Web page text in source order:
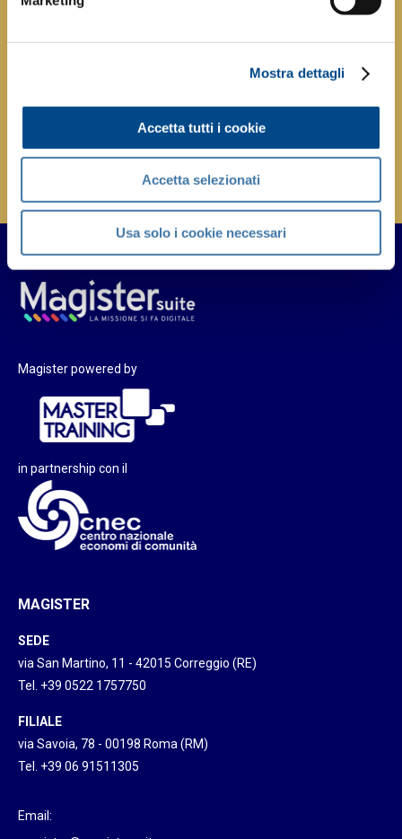
Mostra dettagli
Accetta tutti i cookie
Accetta selezionati
Usa solo i cookie necessari
Magister powered by
in partnership con il
MAGISTER
SEDE
via San Martino, 11 - 42015 Correggio (RE)
Tel. +39 0522 1757750
FILIALE
via Savoia, 78 - 00198 Roma (RM)
Tel. +39 06 91511305
Email: